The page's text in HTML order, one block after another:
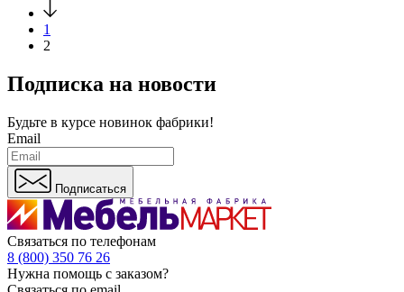
1
2
Подписка на новости
Будьте в курсе новинок фабрики!
Email
Подписаться
Связаться по телефонам
8 (800) 350 76 26
Нужна помощь с заказом?